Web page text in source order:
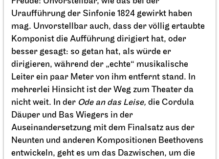
Stuttgarter Ballett Schauspielhaus
Ballettabend
CREATIONS XVI – XIX
25.04.2027